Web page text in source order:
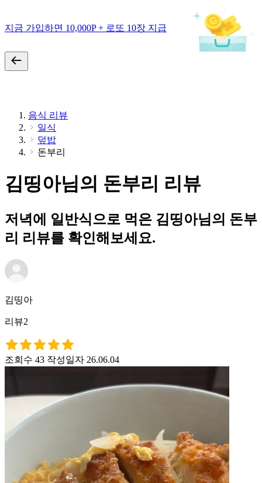
지금 가입하면 10,000P + 로또 10장 지급
음식 리뷰
일식
덮밥
돈부리
김띵아님의 돈부리 리뷰
저녁에 일반식으로 먹은 김띵아님의 돈부
리 리뷰를 확인해보세요.
김띵아
리뷰2
조회수 43 작성일자 26.06.04